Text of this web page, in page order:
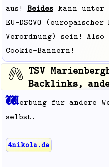
aus! Beides kann unter
EU-DSGVO
Verordnung) sein! Also
Cookie-Bannern!
TSV
Backlinks,
Werbung für andere
selbst.
4nikola.de